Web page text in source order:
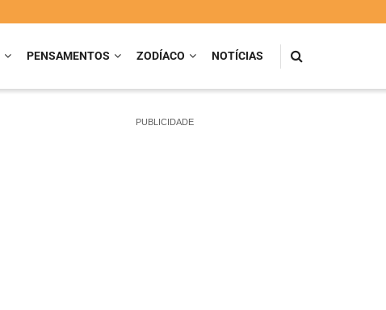
PENSAMENTOS ZODÍACO NOTÍCIAS
PUBLICIDADE